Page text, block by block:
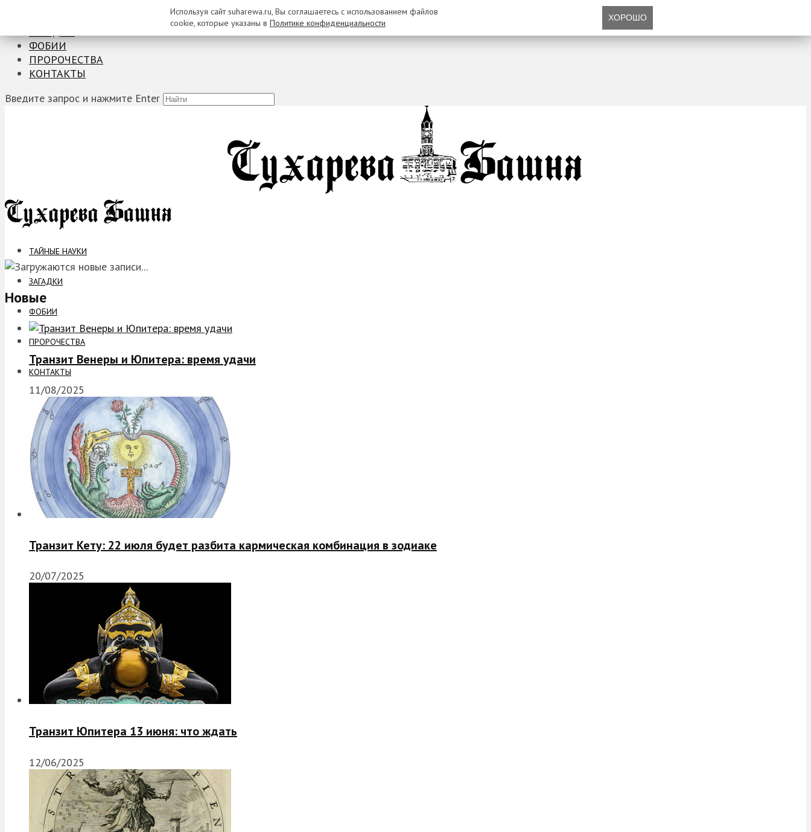
ФОБИИ
ПРОРОЧЕСТВА
КОНТАКТЫ
Введите запрос и нажмите Enter
ТАЙНЫЕ НАУКИ
ЗАГАДКИ
ФОБИИ
ПРОРОЧЕСТВА
КОНТАКТЫ
Новые
Транзит Венеры и Юпитера: время удачи
11/08/2025
Транзит Кету: 22 июля будет разбита кармическая комбинация в зодиаке
20/07/2025
Транзит Юпитера 13 июня: что ждать
12/06/2025
Используя сайт suharewa.ru, Вы соглашаетесь с использованием файлов
cookie, которые указаны в Политике конфиденциальности ХОРОШО